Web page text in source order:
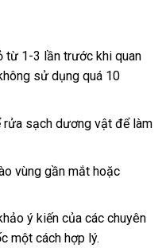
từ 1-3 lần trước khi quan
sử dụng quá 10
rửa sạch dương vật để làm
vùng gần mắt hoặc
ý kiến của các chuyên
một cách hợp lý.